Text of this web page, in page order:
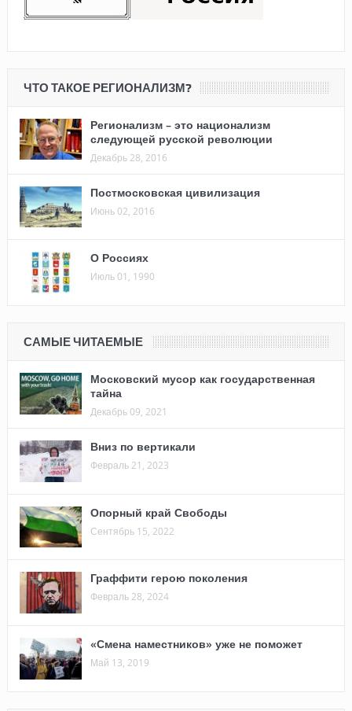
ЧТО ТАКОЕ РЕГИОНАЛИЗМ?
Регионализм – это национализм
следующей русской революции
Декабрь 28, 2016
Постмосковская цивилизация
Июнь 02, 2016
О Россиях
Июль 01, 1990
САМЫЕ ЧИТАЕМЫЕ
Московский мусор как государственная
тайна
Декабрь 09, 2021
Вниз по вертикали
Февраль 21, 2023
Опорный край Свободы
Сентябрь 15, 2022
Граффити герою поколения
Февраль 28, 2024
«Смена наместников» уже не поможет
Май 13, 2019